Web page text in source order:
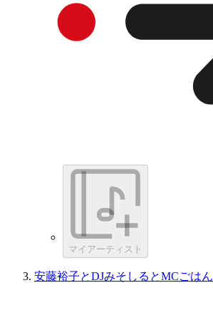
マイアーティスト
安藤裕子とDJみそしるとMCごはん